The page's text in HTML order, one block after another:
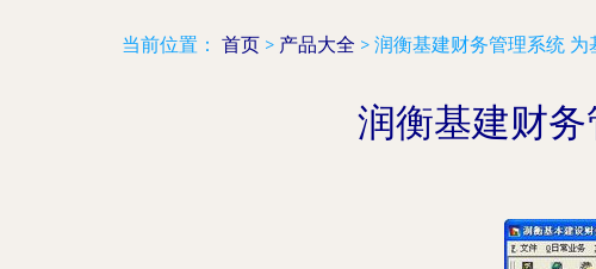
当前位置： 首页 > 产品大全 > 润衡基建财务管理系统
润衡基建财